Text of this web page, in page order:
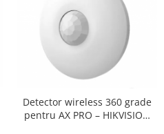
Detector wireless 360 grade
pentru AX PRO – HIKVISION